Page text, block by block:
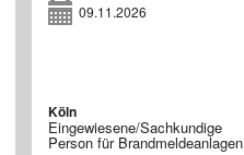
09.11.2026
Köln
Eingewiesene/Sachkundige
Person für Brandmeldeanlagen